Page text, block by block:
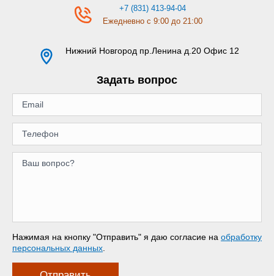
+7 (831) 413-94-04
Ежедневно с 9:00 до 21:00
Нижний Новгород пр.Ленина д.20 Офис 12
Задать вопрос
Нажимая на кнопку "Отправить" я даю согласие на обработку
персональных данных